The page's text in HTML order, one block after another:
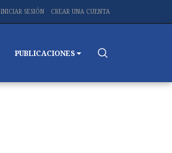
INICIAR SESIÓN CREAR UNA CUENTA
PUBLICACIONES